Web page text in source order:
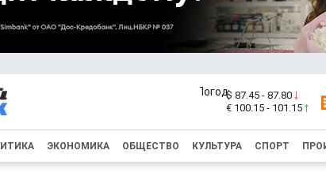
$ 87.45 - 87.80
€ 100.15 - 101.15
ЭКОНОМИКА ОБЩЕСТВО КУЛЬТУРА СПОРТ